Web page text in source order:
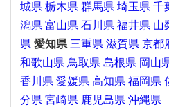
城県 栃木県 群馬県 埼玉県 千
潟県 富山県 石川県 福井県 山
県 愛知県 三重県 滋賀県 京都
和歌山県 鳥取県 島根県 岡山
香川県 愛媛県 高知県 福岡県
分県 宮崎県 鹿児島県 沖縄県